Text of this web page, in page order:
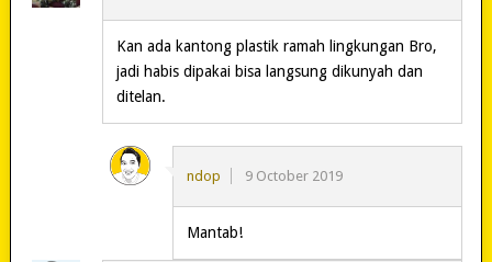
Kan ada kantong plastik ramah lingkungan Bro,
jadi habis dipakai bisa langsung dikunyah dan
ditelan.
ndop 9 October 2019
Mantab!